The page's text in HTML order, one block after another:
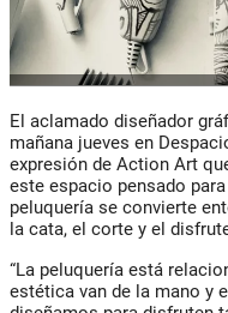
El aclamado diseñador
mañana jueves en
expresión de Action Art
este espacio pensado
peluquería se convierte
la cata, el corte y el
“La peluquería está
estética van de la mano y